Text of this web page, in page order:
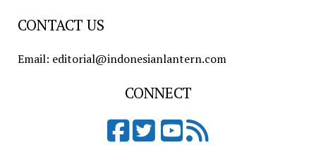
CONTACT US
Email: editorial@indonesianlantern.com
CONNECT